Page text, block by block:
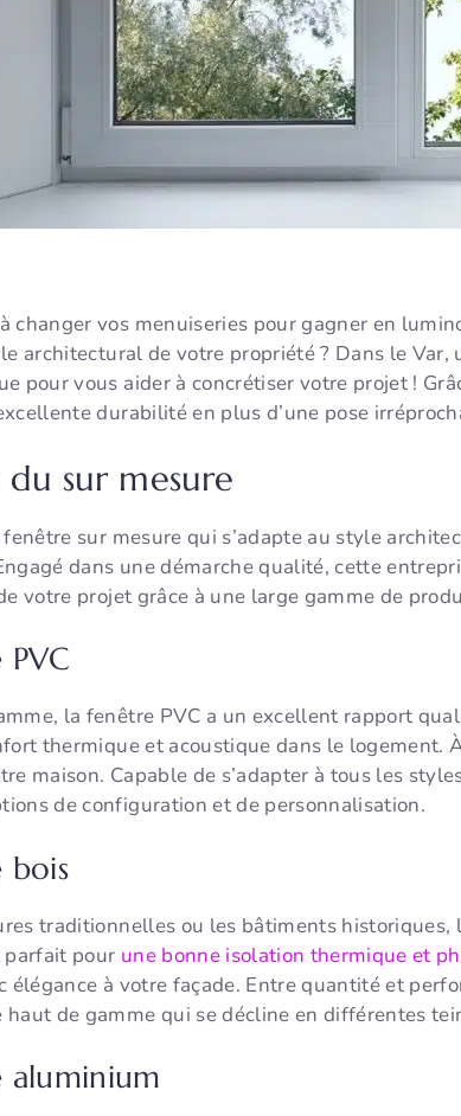
changer vos menuiseries pour gagner en
architectural de votre propriété ? Dans le
pour vous aider à concrétiser votre projet !
durabilité en plus d’une pose
sur mesure
sur mesure qui s’adapte au style
dans une démarche qualité, cette
votre projet grâce à une large gamme de
la fenêtre PVC a un excellent rapport
thermique et acoustique dans le logement.
maison. Capable de s’adapter à tous les
de configuration et de personnalisation.
bois
traditionnelles ou les bâtiments
parfait pour une bonne isolation thermique et
élégance à votre façade. Entre quantité et
haut de gamme qui se décline en différentes
aluminium